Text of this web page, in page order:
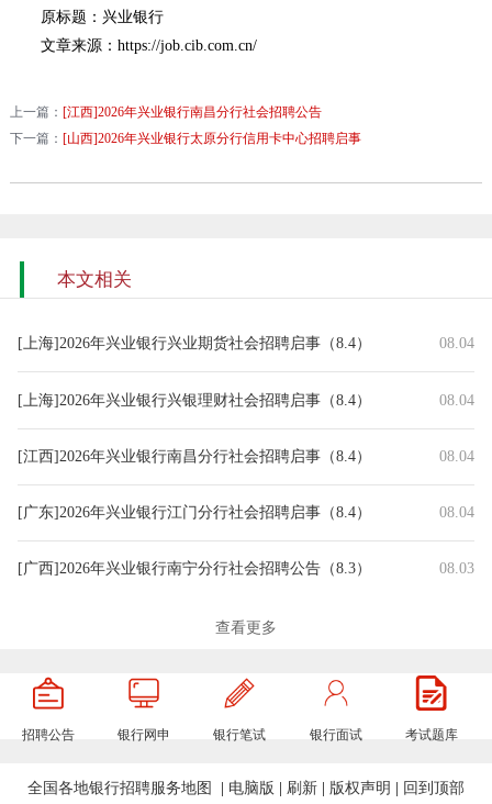
原标题：兴业银行
文章来源：https://job.cib.com.cn/
上一篇： [江西]2026年兴业银行南昌分行社会招聘公告
下一篇： [山西]2026年兴业银行太原分行信用卡中心招聘启事
本文相关
[上海]2026年兴业银行兴业期货社会招聘启事（8.4） 08.04
[上海]2026年兴业银行兴银理财社会招聘启事（8.4） 08.04
[江西]2026年兴业银行南昌分行社会招聘启事（8.4） 08.04
[广东]2026年兴业银行江门分行社会招聘启事（8.4） 08.04
[广西]2026年兴业银行南宁分行社会招聘公告（8.3） 08.03
[江苏]2026年兴业银行常州分行社会招聘启事（8.3）
[福建]2026年兴业银行总行零售信贷部招聘启事（8.3） 08.03
[广东]2026年兴业银行广州分行社会招聘启事（7.31） 07.31
[山东]2026年兴业银行济南分行社会招聘启事（7.31） 07.31
查看更多
招聘公告 银行网申 银行笔试 银行面试 考试题库
全国各地银行招聘服务地图 电脑版 刷新 版权声明 回到顶部